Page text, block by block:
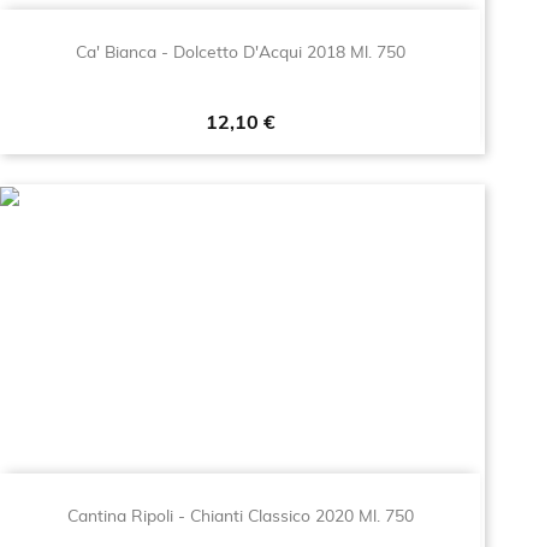
Ca' Bianca - Dolcetto D'Acqui 2018 Ml. 750
Prezzo
12,10 €
Cantina Ripoli - Chianti Classico 2020 Ml. 750